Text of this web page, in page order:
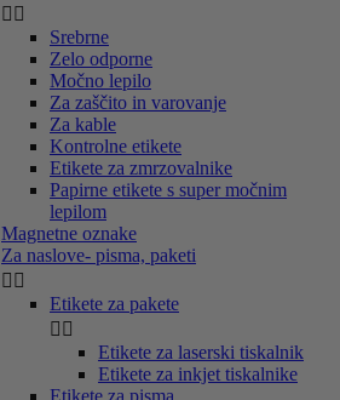
 
Srebrne
Zelo odporne
Močno lepilo
Za zaščito in varovanje
Za kable
Kontrolne etikete
Etikete za zmrzovalnike
Papirne etikete s super močnim
lepilom
Magnetne oznake
Za naslove- pisma, paketi
 
Etikete za pakete
 
Etikete za laserski tiskalnik
Etikete za inkjet tiskalnike
Etikete za pisma